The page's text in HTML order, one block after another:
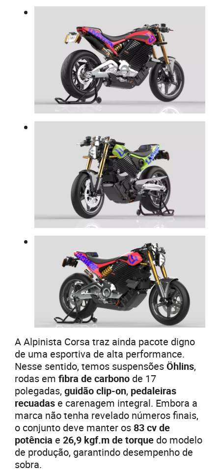
A Alpinista Corsa traz ainda pacote digno
de uma esportiva de alta performance.
Nesse sentido, temos suspensõesÖhlins,
rodas em fibra de carbono de 17
polegadas, guidão clip-on, pedaleiras
recuadas e carenagem integral. Embora a
marca não tenha revelado números finais,
o conjunto deve manter os 83 cv de
potência e 26,9 kgf.m de torque do modelo
de produção, garantindo desempenho de
sobra.